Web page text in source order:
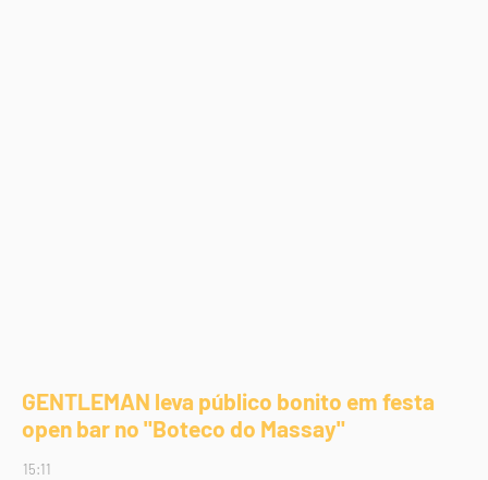
GENTLEMAN leva público bonito em festa
open bar no "Boteco do Massay"
15:11